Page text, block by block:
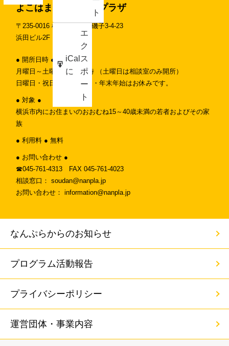
ト
iCal
に
エ
ク
ス
ポ
ー
ト
よこはま南部ユースプラザ
〒235-0016 横浜市磯子区磯子3-4-23
浜田ビル2F
● 開所日時 ●
月曜日～土曜日 11時-19時 （土曜日は相談室のみ開所）
日曜日・祝日・第3月曜日・年末年始はお休みです。
● 対象 ●
横浜市内にお住まいのおおむね15～40歳未満の若者およびその家
族
● 利用料 ● 無料
● お問い合わせ ●
☎︎045-761-4313 FAX 045-761-4023
相談窓口： soudan@nanpla.jp
お問い合わせ： information@nanpla.jp
なんぷらからのお知らせ
プログラム活動報告
プライバシーポリシー
運営団体・事業内容